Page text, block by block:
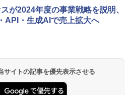
が2024年度の事業戦略を説明、
API・生成AIで売上拡大へ
サイトの記事を優先表示させる